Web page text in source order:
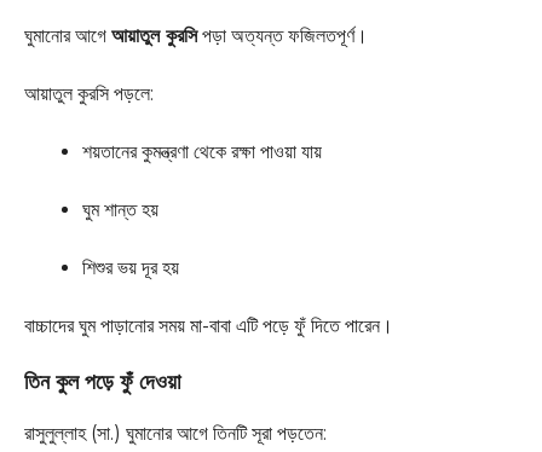
ঘুমানোর আগে আয়াতুল কুরসিপড়া অত্যন্ত ফজিলতপূর্ণ।
আয়াতুল কুরসি পড়লে:
শয়তানের কুমন্ত্রণা থেকে রক্ষা পাওয়া যায়
ঘুম শান্ত হয়
শিশুর ভয় দূর হয়
বাচ্চাদের ঘুম পাড়ানোর সময় মা-বাবা এটি পড়ে ফুঁ দিতে পারেন।
তিন কুল পড়ে ফুঁ দেওয়া
রাসুলুল্লাহ (সা.) ঘুমানোর আগে তিনটি সূরা পড়তেন: